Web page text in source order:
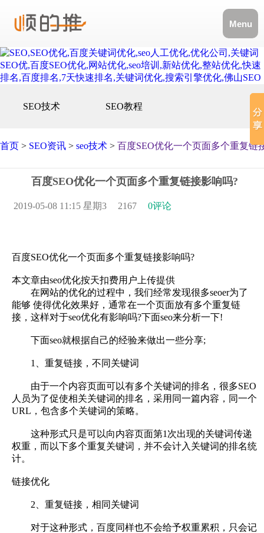
Menu
SEO技术 SEO教程
首页 > SEO资讯 > seo技术 > 百度SEO优化一个页面多个重复链
百度SEO优化一个页面多个重复链接影响吗?
2019-05-08 11:15 星期3 2167 0评论
百度SEO优化一个页面多个重复链接影响吗?
本文章由seo优化按天扣费用户上传提供
在网站的优化的过程中，我们经常发现很多seoer为了
能够 使得优化效果好，通常在一个页面放有多个重复链
接，这样对于seo优化有影响吗?下面seo来分析一下!
下面seo就根据自己的经验来做出一些分享;
1、重复链接，不同关键词
由于一个内容页面可以有多个关键词的排名，很多SEO
人员为了促使相关关键词的排名，采用同一篇内容，同一个
URL，包含多个关键词的策略。
这种形式只是可以向内容页面第1次出现的关键词传递
权重，而以下多个重复关键词，并不会计入关键词的排名统
计。
链接优化
2、重复链接，相同关键词
对于这种形式，百度同样也不会给予权重累积，只会记